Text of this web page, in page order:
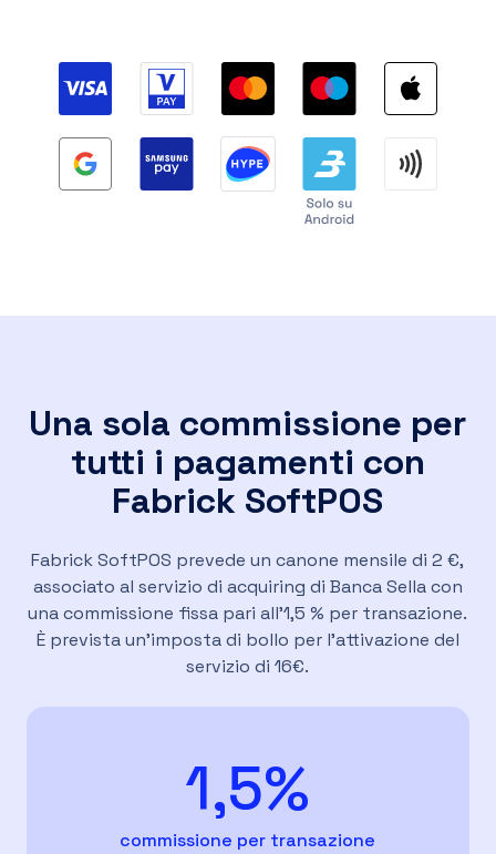
Una sola commissione per
tutti i pagamenti con
Fabrick SoftPOS
Fabrick SoftPOS prevede un canone mensile di 2 €,
associato al servizio di acquiring di Banca Sella con
una commissione fissa pari all’1,5 % per transazione.
È prevista un’imposta di bollo per l'attivazione del
servizio di 16€.
1,5%
commissione per transazione